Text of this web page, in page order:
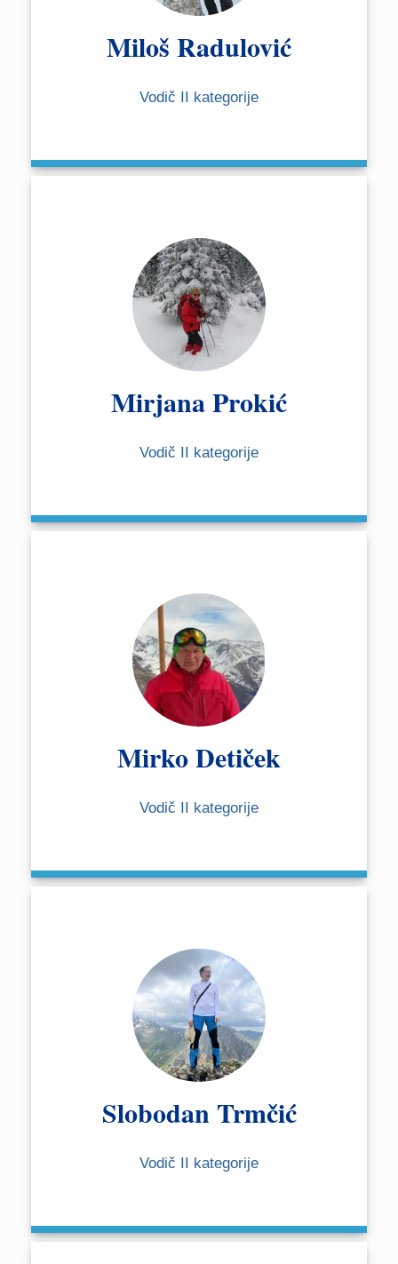
Miloš Radulović
Vodič II kategorije
Mirjana Prokić
Vodič II kategorije
Mirko Detiček
Vodič II kategorije
Slobodan Trmčić
Vodič II kategorije